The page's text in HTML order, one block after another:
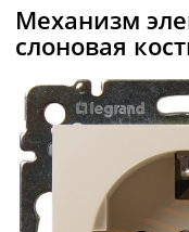
Механизм
слоновая